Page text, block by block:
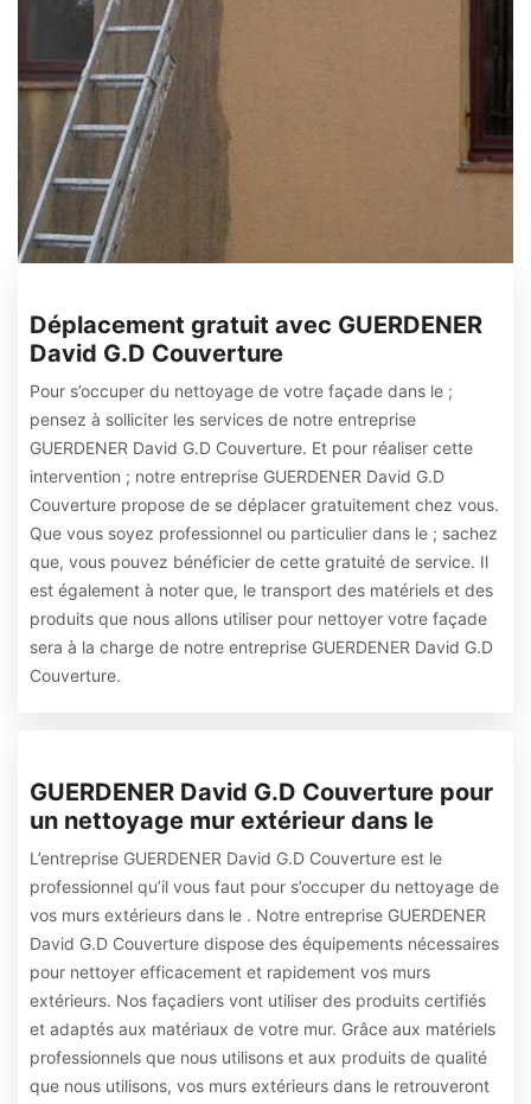
Déplacement gratuit avec GUERDENER
David G.D Couverture
Pour s’occuper du nettoyage de votre façade dans le ;
pensez à solliciter les services de notre entreprise
GUERDENER David G.D Couverture. Et pour réaliser cette
intervention ; notre entreprise GUERDENER David G.D
Couverture propose de se déplacer gratuitement chez vous.
Que vous soyez professionnel ou particulier dans le ; sachez
que, vous pouvez bénéficier de cette gratuité de service. Il
est également à noter que, le transport des matériels et des
produits que nous allons utiliser pour nettoyer votre façade
sera à la charge de notre entreprise GUERDENER David G.D
Couverture.
GUERDENER David G.D Couverture pour
un nettoyage mur extérieur dans le
L’entreprise GUERDENER David G.D Couverture est le
professionnel qu’il vous faut pour s’occuper du nettoyage de
vos murs extérieurs dans le . Notre entreprise GUERDENER
David G.D Couverture dispose des équipements nécessaires
pour nettoyer efficacement et rapidement vos murs
extérieurs. Nos façadiers vont utiliser des produits certifiés
et adaptés aux matériaux de votre mur. Grâce aux matériels
professionnels que nous utilisons et aux produits de qualité
que nous utilisons, vos murs extérieurs dans le retrouveront